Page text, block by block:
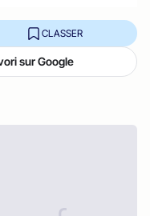
CLASSER
sur Google